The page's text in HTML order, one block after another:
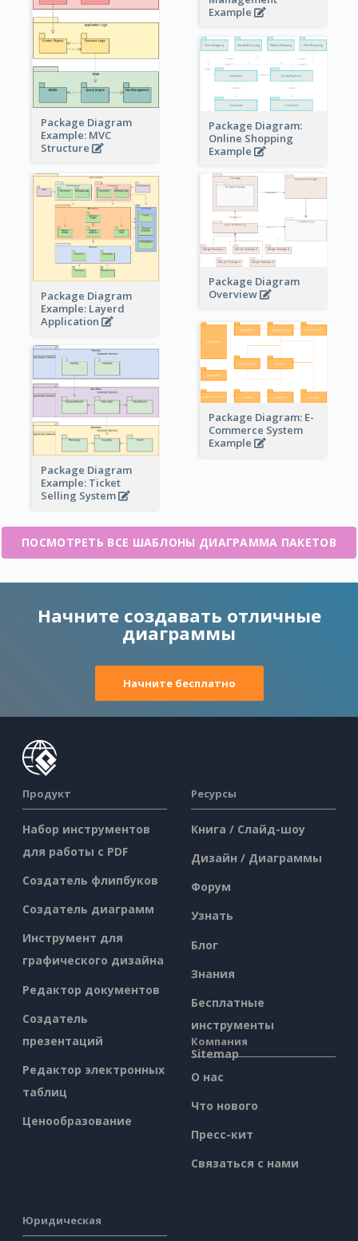
Example
Package Diagram
Example: MVC
Structure
Package Diagram:
Online Shopping
Example
Package Diagram
Example: Layerd
Application
Package Diagram
Overview
Package Diagram: E-
Commerce System
Example
Package Diagram
Example: Ticket
Selling System
ПОСМОТРЕТЬ ВСЕ ШАБЛОНЫ ДИАГРАММА ПАКЕТОВ
Начните создавать отличные
диаграммы
Начните бесплатно
Продукт
Набор инструментов
для работы с PDF
Создатель флипбуков
Создатель диаграмм
Инструмент для
графического дизайна
Редактор документов
Создатель
презентаций
Редактор электронных
таблиц
Ценообразование
Ресурсы
Книга / Слайд-шоу
Дизайн / Диаграммы
Форум
Узнать
Блог
Знания
Бесплатные
инструменты
Sitemap
Компания
О нас
Что нового
Пресс-кит
Связаться с нами
Юридическая